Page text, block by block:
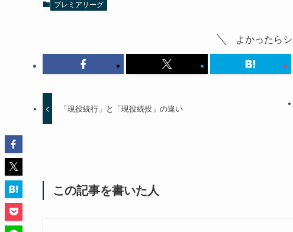
プレミアリーグ
よかったら
「現役続行」と「現役続投」の違い
この記事を書いた人